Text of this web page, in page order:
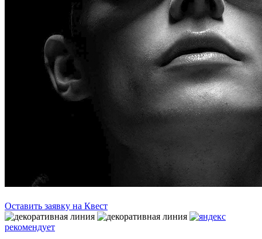
Оставить заявку на Квест
рекомендует